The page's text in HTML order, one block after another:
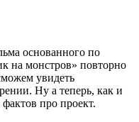
основанного по
на монстров» повторно
увидеть
Ну а теперь, как и
про проект.